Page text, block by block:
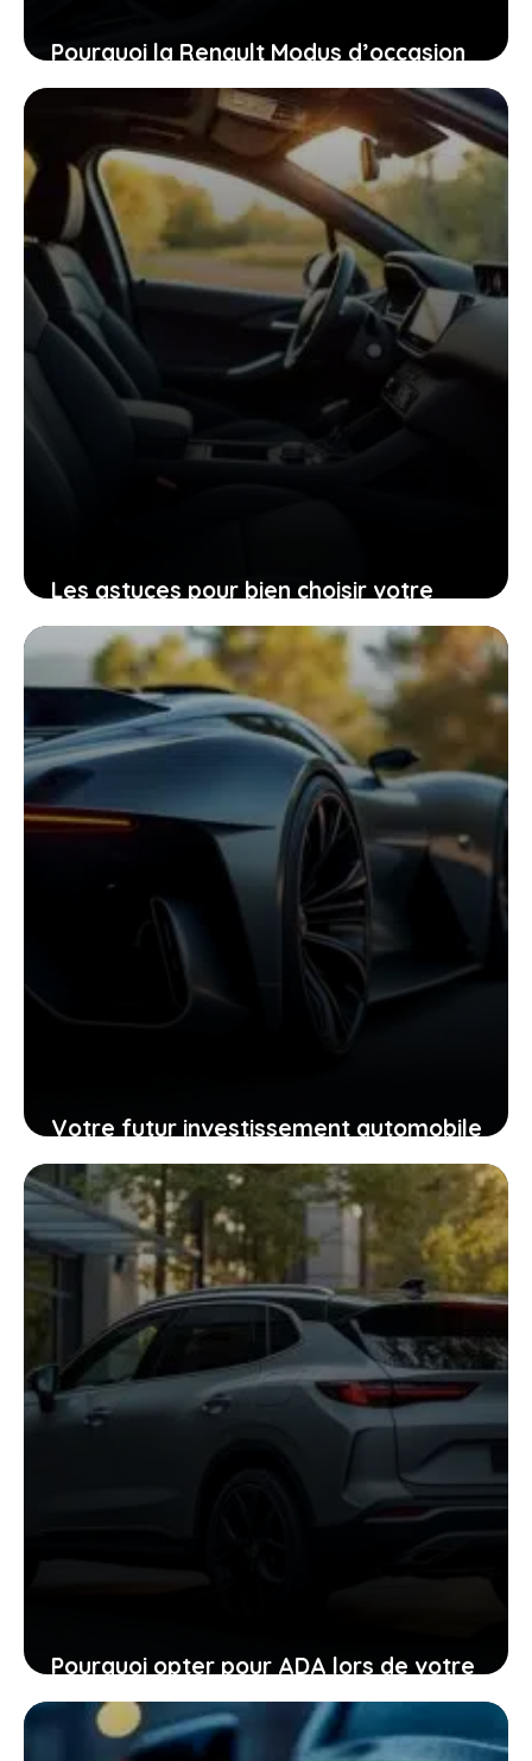
Pourquoi la Renault Modus d’occasion
pourrait bien être la voiture idéale
pour vous aujourd’hui
26 janvier 2026
Les astuces pour bien choisir votre
Peugeot 206 d’occasion grâce à sa
fiche technique
25 janvier 2026
Votre futur investissement automobile
: pourquoi la GTR ou la RZ d’Ultima
supercar pourraient vous surprendre
24 janvier 2026
Pourquoi opter pour ADA lors de votre
location de voiture facilite chaque
étape